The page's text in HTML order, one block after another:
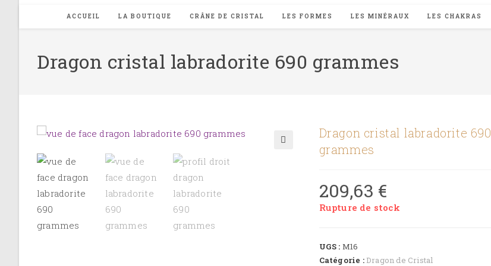
ACCUEIL LA BOUTIQUE CRÂNE DE CRISTAL LES FORMES LES MINÉRAUX LES CHAKRAS
Dragon cristal labradorite 690 grammes
Dragon cristal labradorite 690
grammes
209,63 €
Rupture de stock
UGS : M16
Catégorie : Dragon de Cristal